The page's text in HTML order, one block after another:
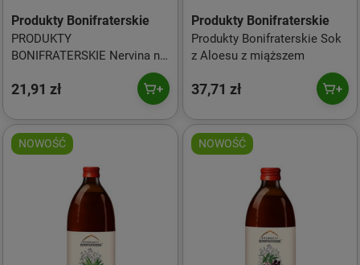
Produkty Bonifraterskie
PRODUKTY
BONIFRATERSKIE Nervina na
sen z melatoniną 30 tabl.
21,91 zł
Produkty Bonifraterskie
Produkty Bonifraterskie Sok
z Aloesu z miąższem
37,71 zł
NOWOŚĆ NOWOŚĆ